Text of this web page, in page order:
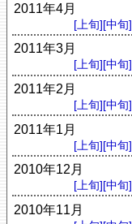
2011年4月
[上旬][中旬]
2011年3月
[上旬][中旬]
2011年2月
[上旬][中旬]
2011年1月
[上旬][中旬]
2010年12月
[上旬][中旬]
2010年11月